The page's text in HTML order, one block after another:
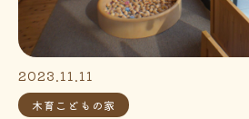
2023.11.11
木育こどもの家